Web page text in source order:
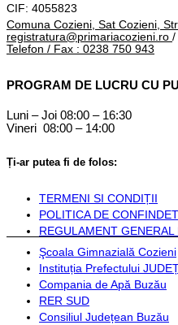
ORGANIGRAMĂ
Conducere
Componență
Monitorul Oficial Local
STATUT COZIENI
Regulament de organizare
Hotărârile Autorității
Hotărârile
Hotărârile
Hotărârile
Hotărârile
Hotărârile
Hotărârile
CIF: 4055823
Comuna Cozieni, Sat Cozieni,
registratura@primariacozieni.ro /
Telefon / Fax : 0238 750 943
PROGRAM DE LUCRU CU
Luni – Joi 08:00 – 16:30
Vineri 08:00 – 14:00
Ți-ar putea fi de folos:
TERMENI SI CONDIȚII
POLITICA DE
REGULAMENT
Şcoala Gimnazială Cozieni
Instituția Prefectului
Compania de Apă Buzău
RER SUD
Consiliul Județean Buzău